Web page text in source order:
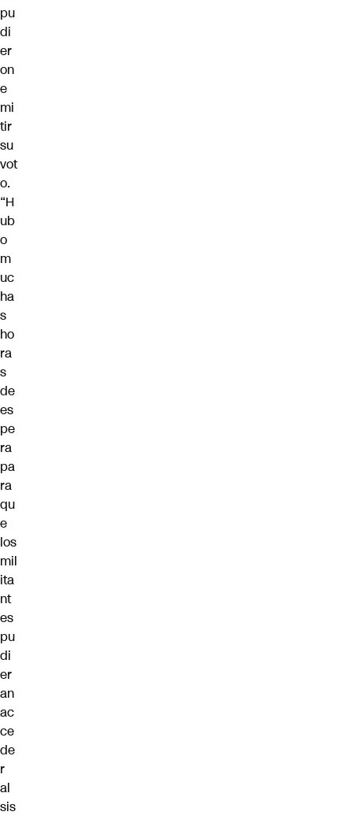
pu
di
er
on
e
mi
tir
su
vot
o.
“H
ub
o
m
uc
ha
s
ho
ra
s
de
es
pe
ra
pa
ra
qu
e
los
mil
ita
nt
es
pu
di
er
an
ac
ce
de
r
al
sis